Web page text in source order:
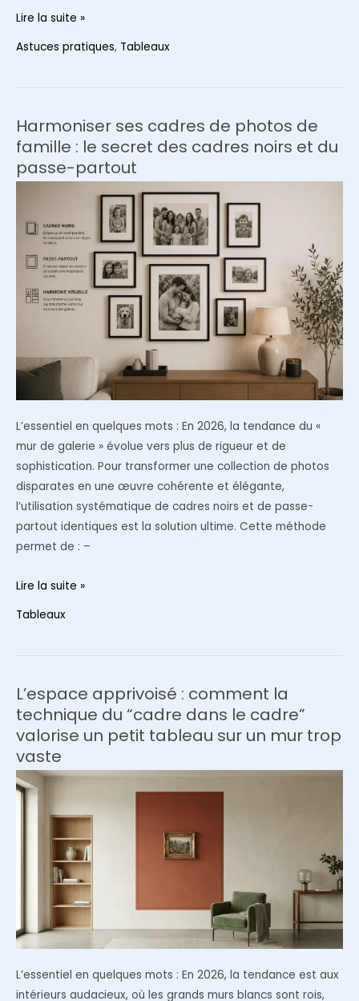
Fixer
ni
vis
la
des
languettes
adhésives
murs
Lire la suite »
Astuces pratiques, Tableaux
Harmoniser ses cadres de photos de
famille : le secret des cadres noirs et du
passe-partout
L’essentiel en quelques mots : En 2026, la tendance du «
mur de galerie » évolue vers plus de rigueur et de
sophistication. Pour transformer une collection de photos
disparates en une œuvre cohérente et élégante,
l’utilisation systématique de cadres noirs et de passe-
partout identiques est la solution ultime. Cette méthode
permet de : –
Harmoniser
de
famille
le
secret
des
passe-
partout
Lire la suite »
Tableaux
L’espace apprivoisé : comment la
technique du “cadre dans le cadre”
valorise un petit tableau sur un mur trop
vaste
L’essentiel en quelques mots : En 2026, la tendance est aux
intérieurs audacieux, où les grands murs blancs sont rois,